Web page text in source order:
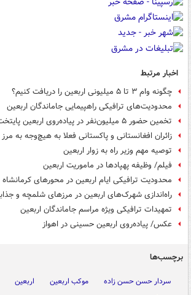
اخبار مرتبط
چگونه وام ۳ تا ۵ میلیونی اربعین را دریافت کنیم؟
محدودیت‌های ترافیکی راهپیمایی جاماندگان اربعین
تخمین حضور ۵ میلیون‌نفر در پیاده‌روی اربعین پایتخت
زائران افغانستانی و پاکستانی فعلا به هیچ‌وجه به
توصیه مهم وزیر راه به زوار اربعین
فیلم/ وظیفه پهپادها در ماموریت اربعین
محدودیت ترافیکی ایام اربعین در محورهای کرمانشاه
راه‌اندازی شهرک‌های اربعین در مرزهای شلمچه و
تمهیدات ترافیکی ویژه مراسم جاماندگان اربعین
عکس/ پیاده‌روی اربعین حسینی در اهواز
برچسب‌ها
سردار حسن حسن زاده موکب اربعین اربعین